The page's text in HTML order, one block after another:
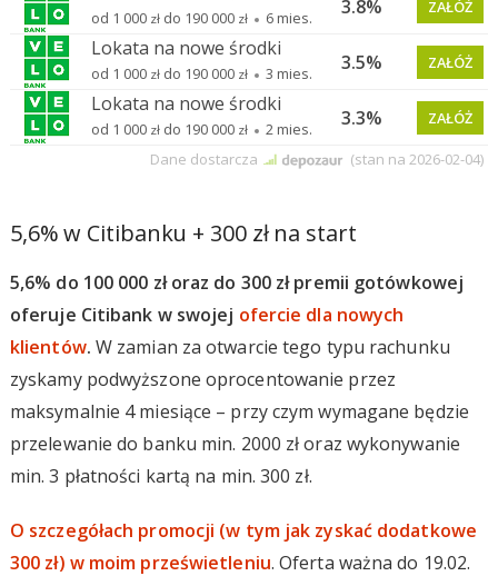
5,6% w Citibanku + 300 zł na start
5,6% do 100 000 zł oraz do 300 zł premii gotówkowej
oferuje Citibank w swojej ofercie dla nowych
klientów. W zamian za otwarcie tego typu rachunku
zyskamy podwyższone oprocentowanie przez
maksymalnie 4 miesiące – przy czym wymagane będzie
przelewanie do banku min. 2000 zł oraz wykonywanie
min. 3 płatności kartą na min. 300 zł.
O szczegółach promocji (w tym jak zyskać dodatkowe
300 zł) w moim prześwietleniu. Oferta ważna do 19.02.